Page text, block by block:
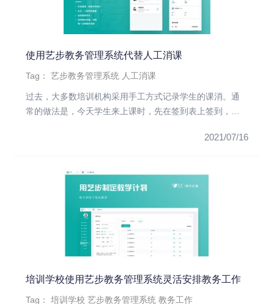
使用艺步教务管理系统代替人工消课
Tag：艺步教务管理系统 人工消课
过去，大多数培训机构采用手工方式记录学生的课消。通
常的做法是，今天学生来上课时，先在签到表上签到，或
2021/07/16
培训学校使用艺步教务管理系统灵活安排教务工作
Tag：培训学校 艺步教务管理系统 教务工作